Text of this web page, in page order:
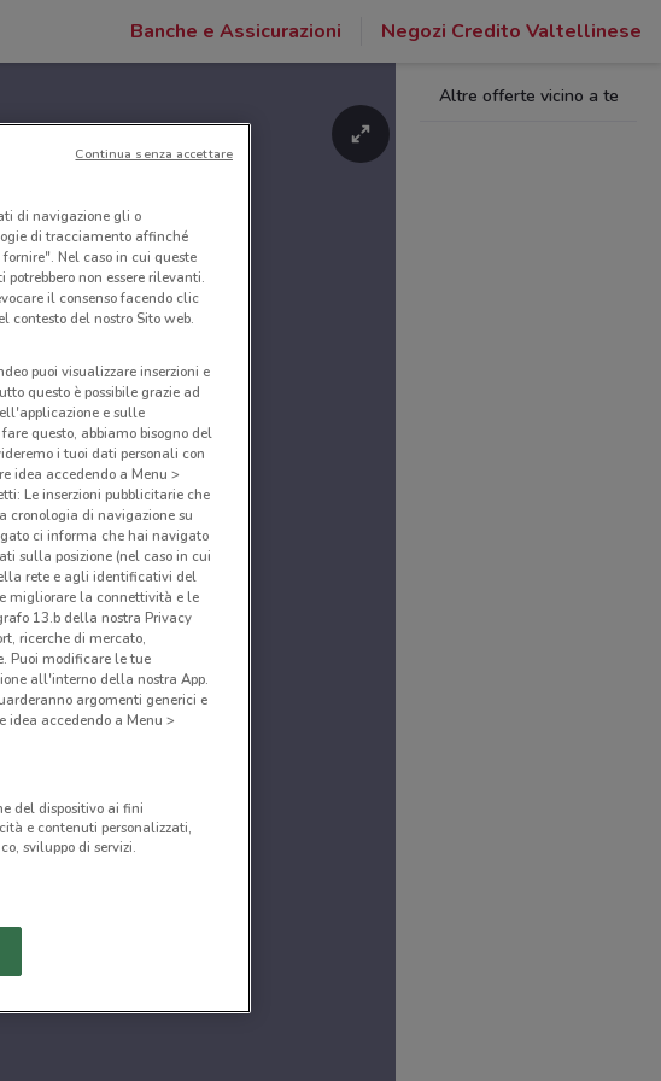
Banche e Assicurazioni Negozi Credito Valtellinese
Altre offerte vicino a te
di navigazione gli o
di tracciamento affinché
Nel caso in cui queste
non essere rilevanti.
il consenso facendo clic
del nostro Sito web.
puoi visualizzare inserzioni e
questo è possibile grazie ad
e sulle
questo, abbiamo bisogno del
i tuoi dati personali con
idea accedendo a Menu >
Le inserzioni pubblicitarie che
di navigazione su
ci informa che hai navigato
sulla posizione (nel caso in cui
rete e agli identificativi del
e migliorare la connettività e le
13.b della nostra Privacy
ricerche di mercato,
Puoi modificare le tue
all'interno della nostra App.
argomenti generici e
idea accedendo a Menu >
del dispositivo ai fini
e contenuti personalizzati,
sviluppo di servizi.
Continua senza accettare